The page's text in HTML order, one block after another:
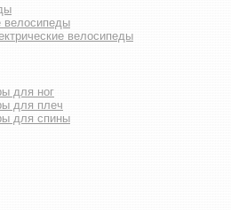
велосипеды
велосипеды
для ног
для плеч
для спины